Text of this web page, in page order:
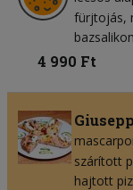
fürjtojás
4 990 Ft
szárított
hajtott